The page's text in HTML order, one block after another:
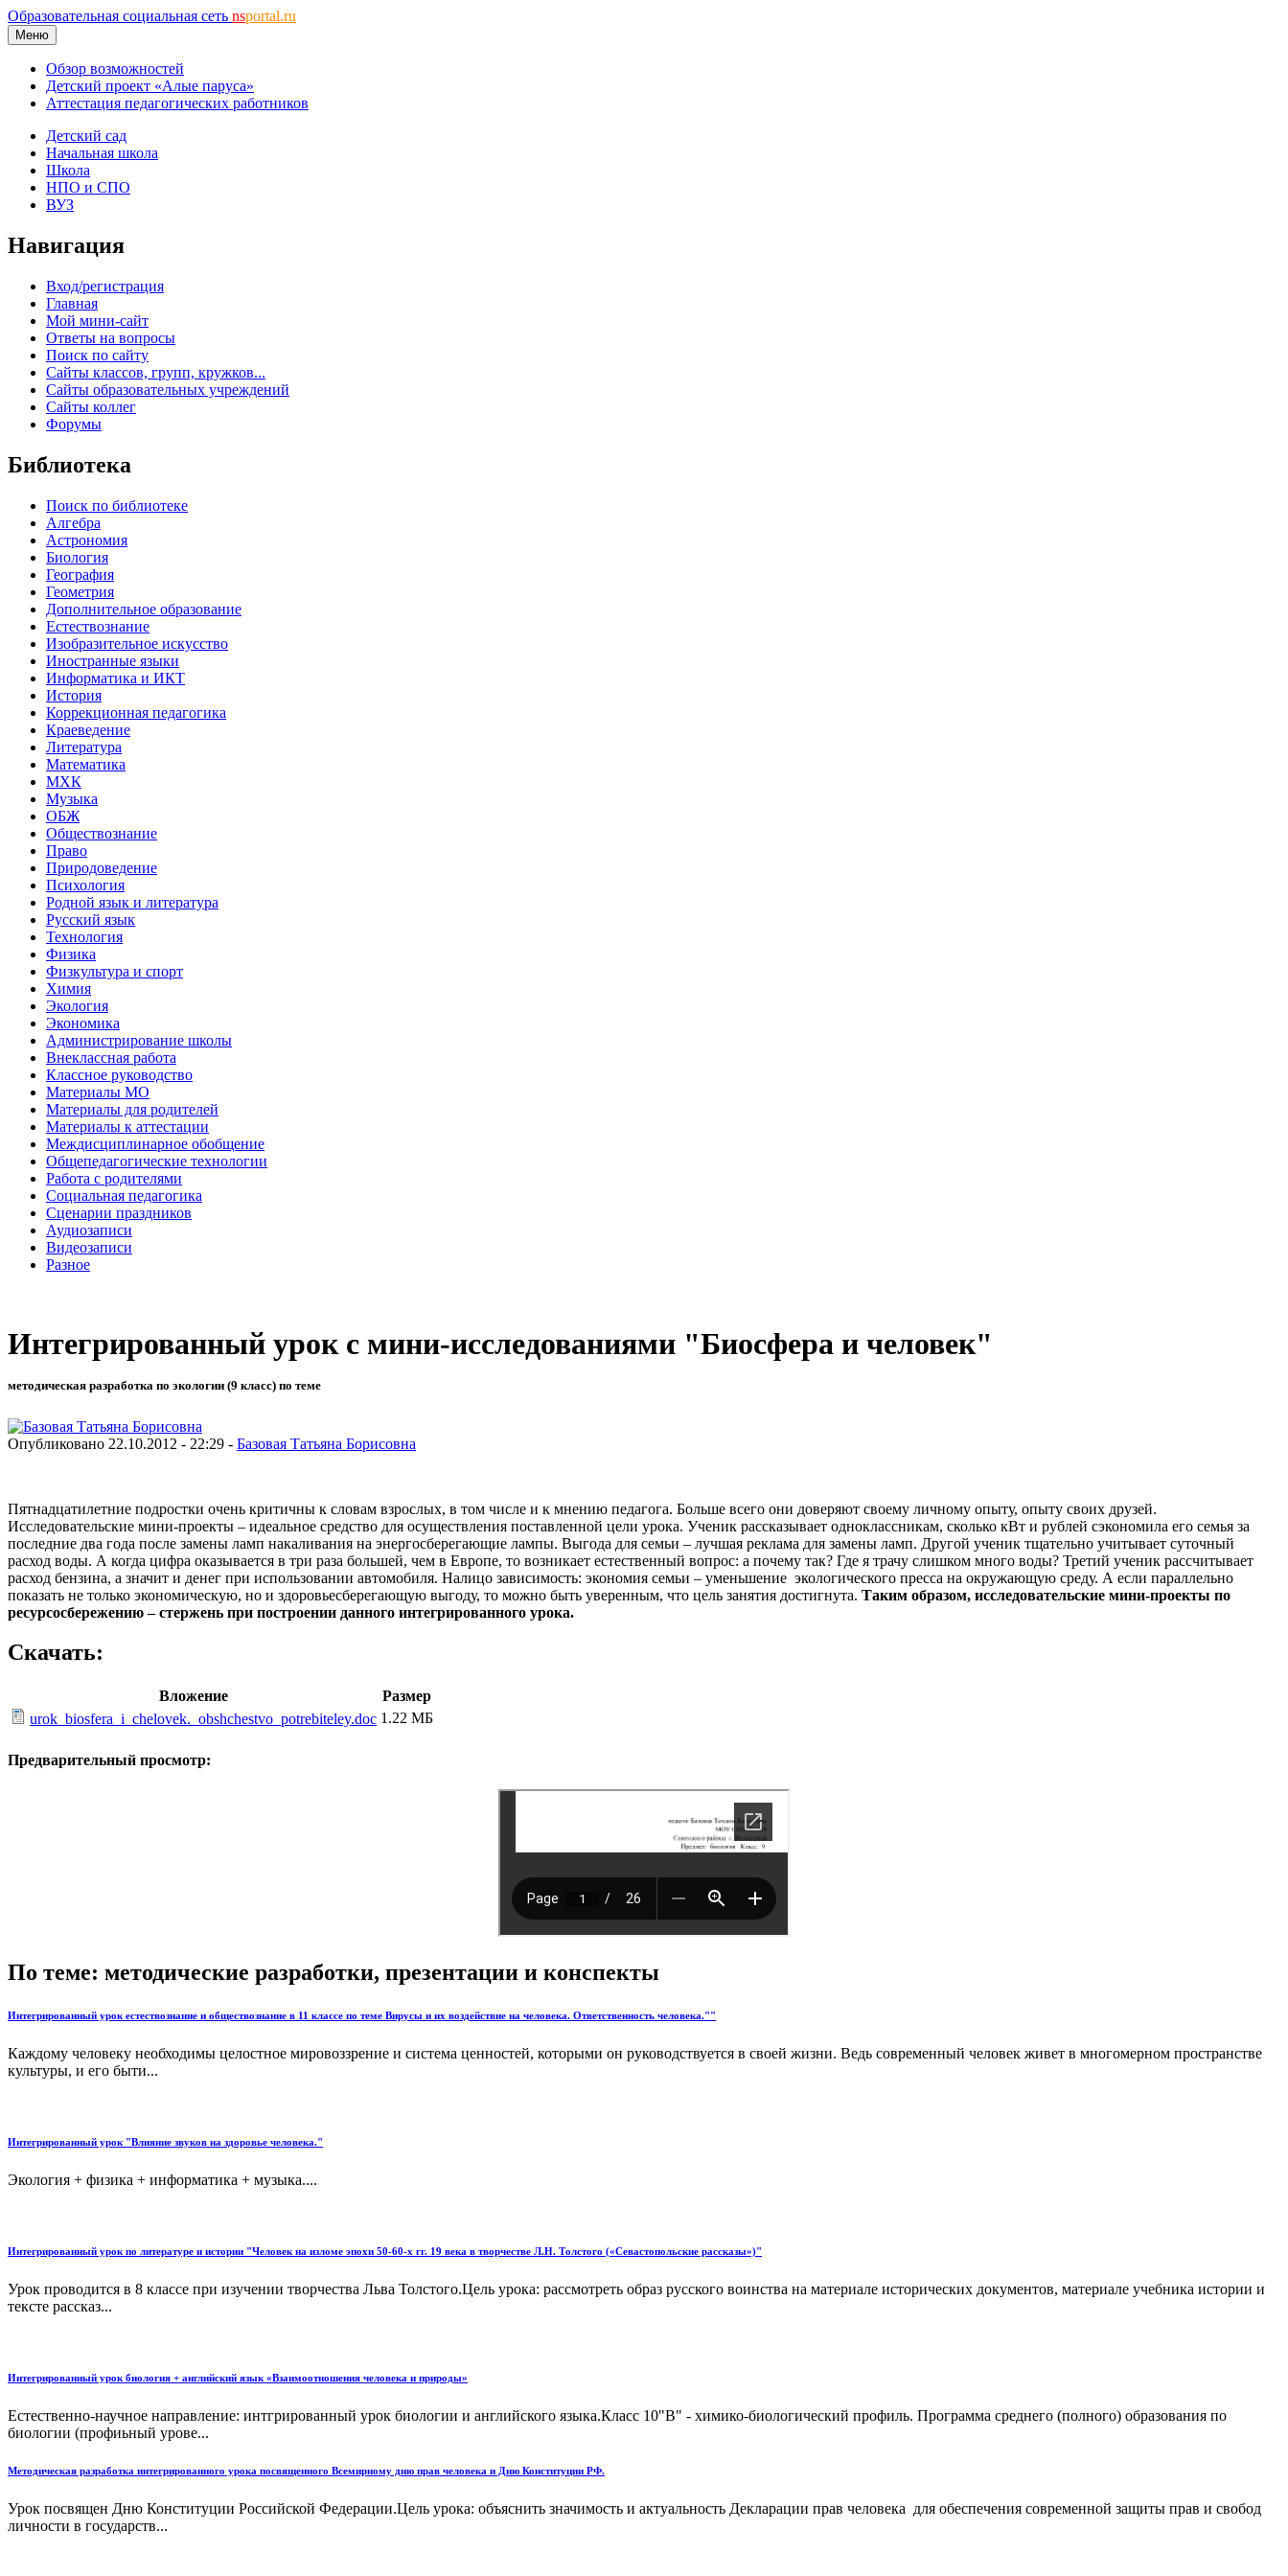
Образовательная социальная сеть nsportal.ru
Меню
Обзор возможностей
Детский проект «Алые паруса»
Аттестация педагогических работников
Детский сад
Начальная школа
Школа
НПО и СПО
ВУЗ
Навигация
Вход/регистрация
Главная
Мой мини-сайт
Ответы на вопросы
Поиск по сайту
Сайты классов, групп, кружков...
Сайты образовательных учреждений
Сайты коллег
Форумы
Библиотека
Поиск по библиотеке
Алгебра
Астрономия
Биология
География
Геометрия
Дополнительное образование
Естествознание
Изобразительное искусство
Иностранные языки
Информатика и ИКТ
История
Коррекционная педагогика
Краеведение
Литература
Математика
МХК
Музыка
ОБЖ
Обществознание
Право
Природоведение
Психология
Родной язык и литература
Русский язык
Технология
Физика
Физкультура и спорт
Химия
Экология
Экономика
Администрирование школы
Внеклассная работа
Классное руководство
Материалы МО
Материалы для родителей
Материалы к аттестации
Междисциплинарное обобщение
Общепедагогические технологии
Работа с родителями
Социальная педагогика
Сценарии праздников
Аудиозаписи
Видеозаписи
Разное
Интегрированный урок с мини-исследованиями "Биосфера и человек"
методическая разработка по экологии (9 класс) по теме
Опубликовано 22.10.2012 - 22:29 - Базовая Татьяна Борисовна
Пятнадцатилетние подростки очень критичны к словам взрослых, в том числе и к мнению педагога. Больше всего они доверяют своему личному опыту, опыту своих друзей.
Исследовательские мини-проекты – идеальное средство для осуществления поставленной цели урока. Ученик рассказывает одноклассникам, сколько кВт и рублей сэкономила его семья за
последние два года после замены ламп накаливания на энергосберегающие лампы. Выгода для семьи – лучшая реклама для замены ламп. Другой ученик тщательно учитывает суточный
расход воды. А когда цифра оказывается в три раза большей, чем в Европе, то возникает естественный вопрос: а почему так? Где я трачу слишком много воды? Третий ученик рассчитывает
расход бензина, а значит и денег при использовании автомобиля. Налицо зависимость: экономия семьи – уменьшение экологического пресса на окружающую среду. А если параллельно
показать не только экономическую, но и здоровьесберегающую выгоду, то можно быть уверенным, что цель занятия достигнута. Таким образом, исследовательские мини-проекты по
ресурсосбережению – стержень при построении данного интегрированного урока.
Скачать:
Вложение
Размер
urok_biosfera_i_chelovek._obshchestvo_potrebiteley.doc 1.22 МБ
Предварительный просмотр:
По теме: методические разработки, презентации и конспекты
Интегрированный урок естествознание и обществознание в 11 классе по теме Вирусы и их воздействие на человека. Ответственность человека.""
Каждому человеку необходимы целостное мировоззрение и система ценностей, которыми он руководствуется в своей жизни. Ведь современный человек живет в многомерном пространстве
культуры, и его быти...
Интегрированный урок "Влияние звуков на здоровье человека."
Экология + физика + информатика + музыка....
Интегрированный урок по литературе и истории "Человек на изломе эпохи 50-60-х гг. 19 века в творчестве Л.Н. Толстого («Севастопольские рассказы»)"
Урок проводится в 8 классе при изучении творчества Льва Толстого.Цель урока: рассмотреть образ русского воинства на материале исторических документов, материале учебника истории и
тексте рассказ...
Интегрированный урок биология + английский язык «Взаимоотношения человека и природы»
Естественно-научное направление: интгрированный урок биологии и английского языка.Класс 10"В" - химико-биологический профиль. Программа среднего (полного) образования по
биологии (профиьный урове...
Методическая разработка интегрированного урока посвященного Всемирному дню прав человека и Дню Конституции РФ.
Урок посвящен Дню Конституции Российской Федерации.Цель урока: объяснить значимость и актуальность Декларации прав человека для обеспечения современной защиты прав и свобод
личности в государств...